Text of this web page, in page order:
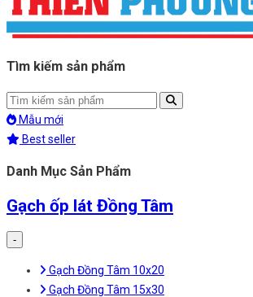
Tìm kiếm sản phẩm
Mẫu mới
Best seller
Danh Mục Sản Phẩm
Gạch ốp lát Đồng Tâm
-
Gạch Đồng Tâm 10x20
Gạch Đồng Tâm 15x30